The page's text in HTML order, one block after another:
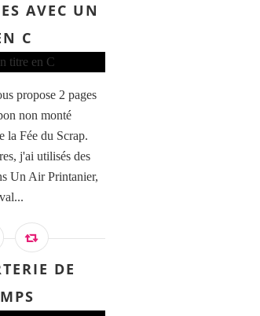
AVEC UN
C
propose 2 pages
non monté
la Fée du Scrap.
j'ai utilisés des
Un Air Printanier,
DE